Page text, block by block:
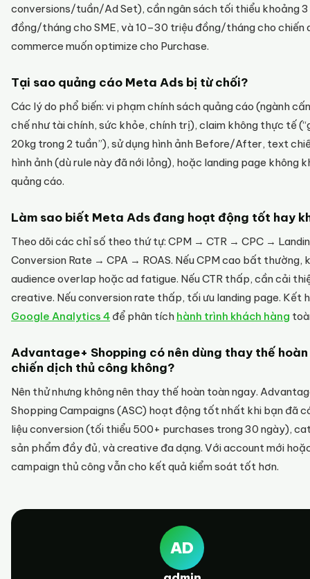
conversions/tuần/Ad Set), cần ngân sách tối thiểu khoảng
đồng/tháng cho SME, và 10–30 triệu đồng/tháng cho chiến
commerce muốn optimize cho Purchase.
Tại sao quảng cáo Meta Ads bị từ chối?
Các lý do phổ biến: vi phạm chính sách quảng cáo (ngành
chế như tài chính, sức khỏe, chính trị), claim không thực tế
20kg trong 2 tuần”), sử dụng hình ảnh Before/After, text
hình ảnh (dù rule này đã nới lỏng), hoặc landing page không
quảng cáo.
Làm sao biết Meta Ads đang hoạt động tốt hay
Theo dõi các chỉ số theo thứ tự: CPM → CTR → CPC →
Conversion Rate → CPA → ROAS. Nếu CPM cao bất thường,
audience overlap hoặc ad fatigue. Nếu CTR thấp, cần cải
creative. Nếu conversion rate thấp, tối ưu landing page. Kết
Google Analytics 4 để phân tích hành trình khách hàng
Advantage+ Shopping có nên dùng thay thế
chiến dịch thủ công không?
Nên thử nhưng không nên thay thế hoàn toàn ngay.
Shopping Campaigns (ASC) hoạt động tốt nhất khi bạn đã
liệu conversion (tối thiểu 500+ purchases trong 30 ngày),
sản phẩm đầy đủ, và creative đa dạng. Với account mới
campaign thủ công vẫn cho kết quả kiểm soát tốt hơn.
AD